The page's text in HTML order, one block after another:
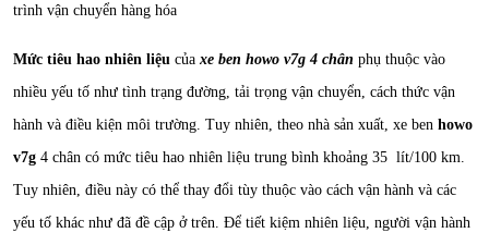
trình vận chuyển hàng hóa
Mức tiêu hao nhiên liệu của xe ben howo v7g 4 chân phụ thuộc vào
nhiều yếu tố như tình trạng đường, tải trọng vận chuyển, cách thức vận
hành và điều kiện môi trường. Tuy nhiên, theo nhà sản xuất, xe ben howo
v7g 4 chân có mức tiêu hao nhiên liệu trung bình khoảng 35 lít/100 km.
Tuy nhiên, điều này có thể thay đổi tùy thuộc vào cách vận hành và các
yếu tố khác như đã đề cập ở trên. Để tiết kiệm nhiên liệu, người vận hành